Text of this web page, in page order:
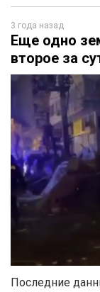
3 года назад
Еще одно
второе за
Последние